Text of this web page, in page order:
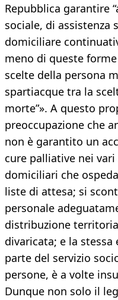
Repubblica garantire
sociale, di assistenza
domiciliare
meno di queste
scelte della persona
spartiacque tra la
morte”». A questo
preoccupazione che
non è garantito un
cure palliative nei
domiciliari che
liste di attesa; si
personale
distribuzione
divaricata; e la
parte del servizio
persone, è a volte
Dunque non solo il